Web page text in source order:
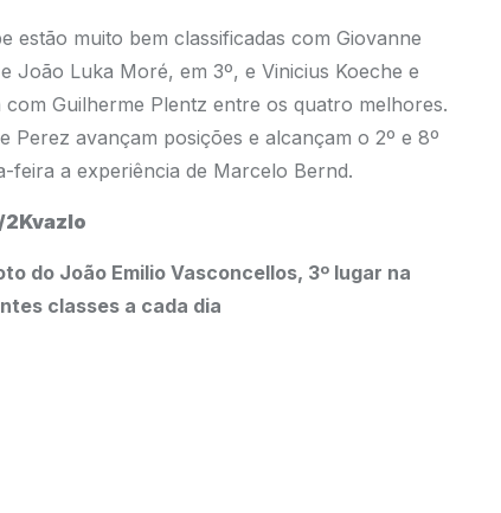
estão muito bem classificadas com Giovanne
João Luka Moré, em 3º, e Vinicius Koeche e
Guilherme Plentz entre os quatro melhores.
Perez avançam posições e alcançam o 2º e 8º
feira a experiência de Marcelo Bernd.
do João Emilio Vasconcellos, 3º lugar na
classes a cada dia